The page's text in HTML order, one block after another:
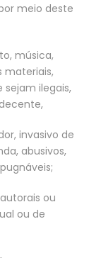
meio deste
música,
materiais,
ilegais,
invasivo de
abusivos,
ou
ou de